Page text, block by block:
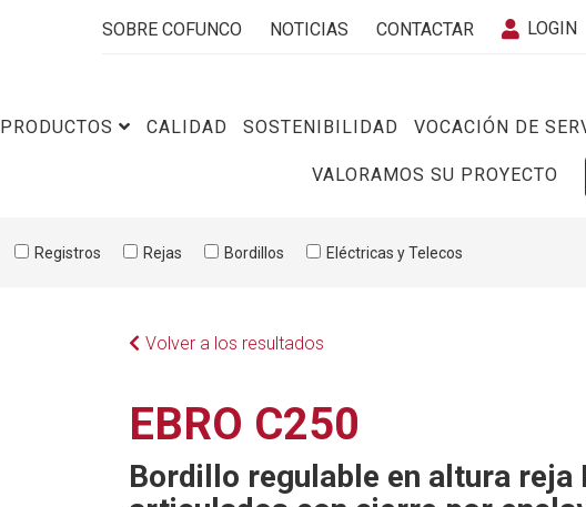
SOBRE COFUNCO NOTICIAS CONTACTAR LOGIN
PRODUCTOS CALIDAD SOSTENIBILIDAD VOCACIÓN DE
VALORAMOS SU PROYECTO
Registros Rejas Bordillos Eléctricas y Telecos
Volver a los resultados
EBRO C250
Bordillo regulable en altura reja